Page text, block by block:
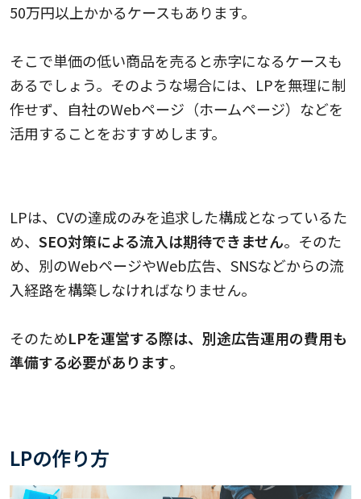
50万円以上かかるケースもあります。
そこで単価の低い商品を売ると赤字になるケースも
あるでしょう。そのような場合には、LPを無理に制
作せず、自社のWebページ（ホームページ）などを
活用することをおすすめします。
LPは、CVの達成のみを追求した構成となっているた
め、 SEO対策による流入は期待できません。そのた
め、別のWebページやWeb広告、SNSなどからの流
入経路を構築しなければなりません。
そのためLPを運営する際は、別途広告運用の費用も
準備する必要があります。
LPの作り方